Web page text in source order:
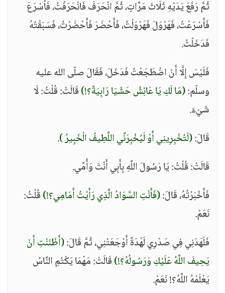
ثُمَّ رَفَعَ يَدَيْهِ ثَلَاثَ مَرَّاتٍ، ثُمَّ انْحَرَفَ فَانْحَرَفْتُ، فَأَسْرَعَ
فَأَسْرَعْتُ، فَهَرْوَلَ فَهَرْوَلْتُ، فَأَحْضَرَ فَأَحْضَرْتُ، فَسَبَقْتُهُ
فَدَخَلْتُ.
فَلَيْسَ إِلَّا أَنْ اضْطَجَعْتُ فَدَخَلَ، فَقَالَ صلّى الله عليه
وسلّم:(مَا لَكِ يَا عَائِشُ حَشْيَا رَابِيَةً؟!)قَالَتْ: قُلْتُ: لَا
شَيْءَ.
قَالَ:(لَتُخْبِرِينِي أَوْ لَيُخْبِرَنِّي اللَّطِيفُ الْخَبِيرُ ).
قَالَتْ: قُلْتُ: يَا رَسُولَ اللَّهِ بِأَبِي أَنْتَ وَأُمِّي.
فَأَخْبَرْتُهُ، قَالَ:(فَأَنْتِ السَّوَادُ الَّذِي رَأَيْتُ أَمَامِي؟!)قُلْتُ:
نَعَمْ.
فَلَهَدَنِي فِي صَدْرِي لَهْدَةً أَوْجَعَتْنِي، ثُمَّ قَالَ:(أَظَنَنْتِ أَنْ
يَحِيفَ اللَّهُ عَلَيْكِ وَرَسُولُهُ؟!)قَالَتْ: مَهْمَا يَكْتُمِ النَّاسُ
يَعْلَمْهُ اللَّهُ؟! نَعَمْ.